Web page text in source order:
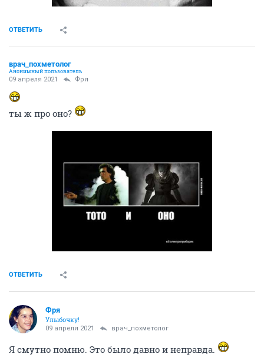
ОТВЕТИТЬ
врач_похметолог
Анонимный пользователь
09 апреля 2021 Фря
ты ж про оно?
ОТВЕТИТЬ
Фря
Улыбочку!
09 апреля 2021 врач_похметолог
Я смутно помню. Это было давно и неправда.